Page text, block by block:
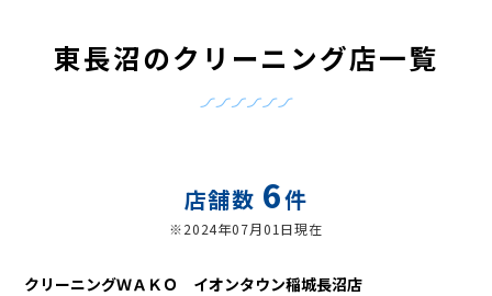
東長沼のクリーニング店一覧
店舗数 6件
※2024年07月01日現在
クリーニングＷＡＫＯ イオンタウン稲城長沼店